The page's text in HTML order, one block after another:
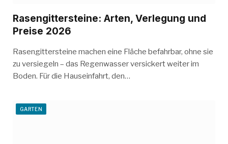
Rasengittersteine: Arten, Verlegung und
Preise 2026
Rasengittersteine machen eine Fläche befahrbar, ohne sie
zu versiegeln – das Regenwasser versickert weiter im
Boden. Für die Hauseinfahrt, den…
GARTEN